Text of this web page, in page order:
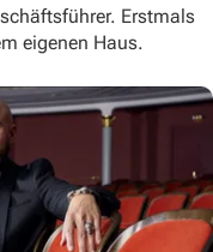
Erstmals
eigenen Haus.